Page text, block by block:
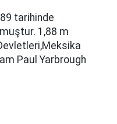
tarihinde
1,88 m
Paul Yarbrough